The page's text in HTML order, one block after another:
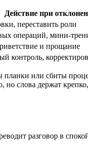
Действие при
переставить роли
операций, мини-
и прощание
контроль,
или сбиты
слова держат
разговор в